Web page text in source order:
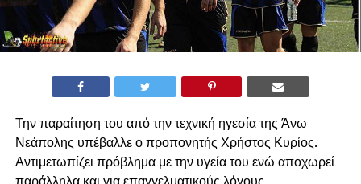
Την παραίτηση του από την τεχνική ηγεσία της Άνω
Νεάπολης υπέβαλλε ο προπονητής Χρήστος Κυρίος.
Αντιμετωπίζει πρόβλημα με την υγεία του ενώ αποχωρεί